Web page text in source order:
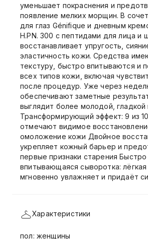
уменьшает покраснения и
появление мелких морщин. В
для глаз Génifique и дневным
H.PN. 300 с пептидами для лица и
восстанавливает упругость,
эластичность кожи. Средства
текстуру, быстро впитываются и
всех типов кожи, включая
после процедур. Уже через
обеспечивают заметные
выглядит более молодой, гладкой
Трансформирующий эффект: 9 из
отмечают видимое
омоложение кожи Двойное
укрепляет кожный барьер и
первые признаки старения Быстро
впитывающаяся сыворотка: лёгкая
мгновенно увлажняет и придаёт
Характеристики
пол: женщины